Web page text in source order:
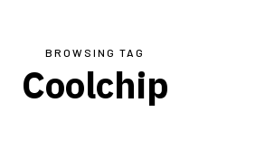
BROWSING TAG
Coolchip